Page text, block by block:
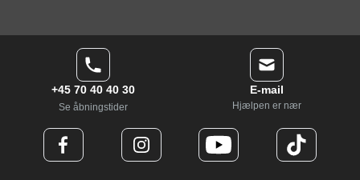
+45 70 40 40 30
Se åbningstider
E-mail
Hjælpen er nær